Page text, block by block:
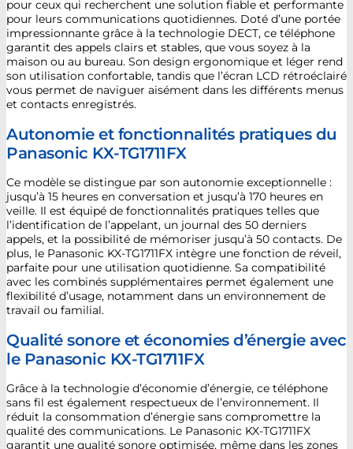
pour ceux qui recherchent une solution fiable et performante
pour leurs communications quotidiennes. Doté d’une portée
impressionnante grâce à la technologie DECT, ce téléphone
garantit des appels clairs et stables, que vous soyez à la
maison ou au bureau. Son design ergonomique et léger rend
son utilisation confortable, tandis que l’écran LCD rétroéclairé
vous permet de naviguer aisément dans les différents menus
et contacts enregistrés.
Autonomie et fonctionnalités pratiques du
Panasonic KX-TG1711FX
Ce modèle se distingue par son autonomie exceptionnelle :
jusqu’à 15 heures en conversation et jusqu’à 170 heures en
veille. Il est équipé de fonctionnalités pratiques telles que
l’identification de l’appelant, un journal des 50 derniers
appels, et la possibilité de mémoriser jusqu’à 50 contacts. De
plus, le Panasonic KX-TG1711FX intègre une fonction de réveil,
parfaite pour une utilisation quotidienne. Sa compatibilité
avec les combinés supplémentaires permet également une
flexibilité d’usage, notamment dans un environnement de
travail ou familial.
Qualité sonore et économies d’énergie avec
le Panasonic KX-TG1711FX
Grâce à la technologie d’économie d’énergie, ce téléphone
sans fil est également respectueux de l’environnement. Il
réduit la consommation d’énergie sans compromettre la
qualité des communications. Le Panasonic KX-TG1711FX
garantit une qualité sonore optimisée, même dans les zones